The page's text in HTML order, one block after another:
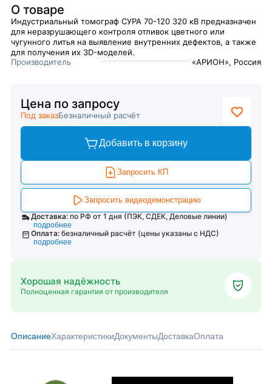
О товаре
Индустриальный томограф СУРА 70-120 320 кВ предназначен
для неразрушающего контроля отливок цветного или
чугунного литья на выявление внутренних дефектов, а также
для получения их 3D-моделей.
Производитель
«АРИОН», Россия
Цена по запросу
Под заказБезналичный расчёт
Добавить в корзину
Запросить КП
Запросить видеодемонстрацию
Доставка: по РФ от 1 дня (ПЭК, СДЕК, Деловые линии)
подробнее
Оплата: безналичный расчёт (цены указаны с НДС)
подробнее
Хорошая надёжность
Полноценная гарантия от производителя
ОписаниеХарактеристикиДокументыДоставкаОплата